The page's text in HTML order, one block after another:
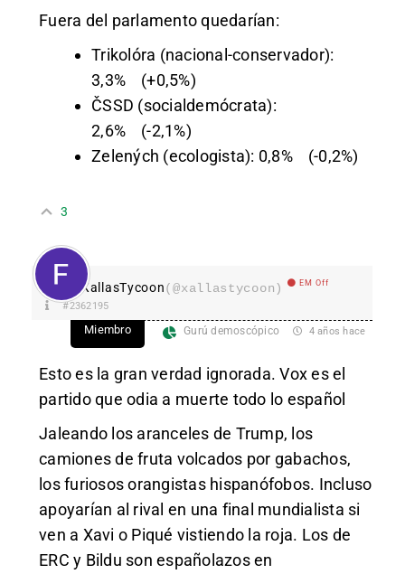
Fuera del parlamento quedarían:
Trikolóra (nacional-conservador):
3,3% (+0,5%)
ČSSD (socialdemócrata):
2,6% (-2,1%)
Zelených (ecologista): 0,8% (-0,2%)
3
XallasTycoon(@xallastycoon) EM Off
#2362195
Miembro Gurú demoscópico 4 años hace
Esto es la gran verdad ignorada. Vox es el
partido que odia a muerte todo lo español
Jaleando los aranceles de Trump, los
camiones de fruta volcados por gabachos,
los furiosos orangistas hispanófobos. Incluso
apoyarían al rival en una final mundialista si
ven a Xavi o Piqué vistiendo la roja. Los de
ERC y Bildu son españolazos en